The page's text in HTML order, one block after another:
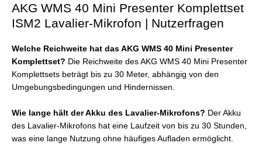
AKG WMS 40 Mini Presenter Komplettset
ISM2 Lavalier-Mikrofon | Nutzerfragen
Welche Reichweite hat das AKG WMS 40 Mini Presenter
Komplettset? Die Reichweite des AKG WMS 40 Mini Presenter
Komplettsets beträgt bis zu 30 Meter, abhängig von den
Umgebungsbedingungen und Hindernissen.
Wie lange hält der Akku des Lavalier-Mikrofons? Der Akku
des Lavalier-Mikrofons hat eine Laufzeit von bis zu 30 Stunden,
was eine lange Nutzung ohne häufiges Aufladen ermöglicht.